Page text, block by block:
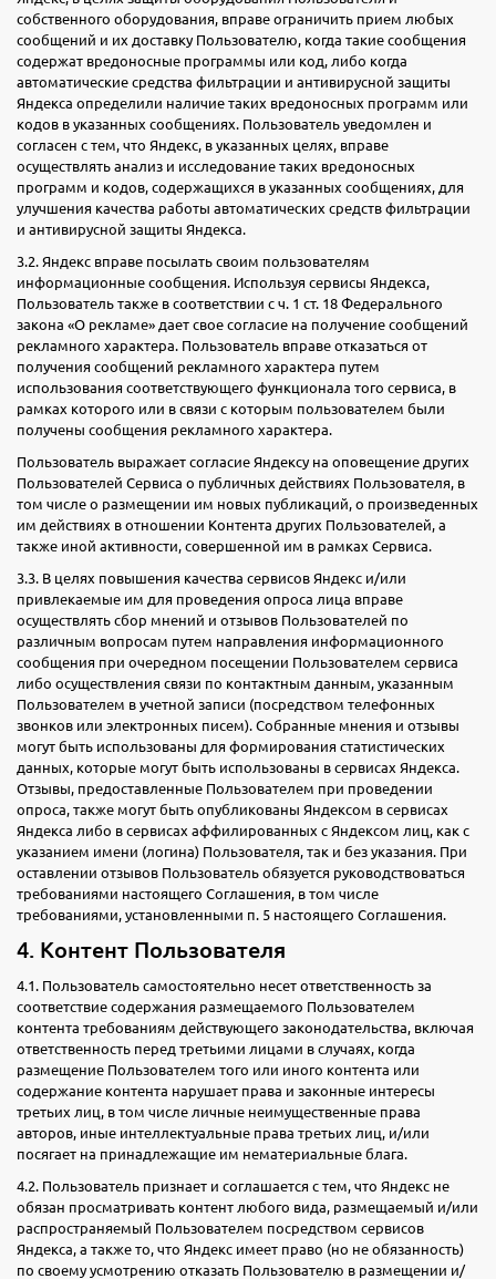
собственного оборудования, вправе ограничить прием любых
сообщений и их доставку Пользователю, когда такие сообщения
содержат вредоносные программы или код, либо когда
автоматические средства фильтрации и антивирусной защиты
Яндекса определили наличие таких вредоносных программ или
кодов в указанных сообщениях. Пользователь уведомлен и
согласен с тем, что Яндекс, в указанных целях, вправе
осуществлять анализ и исследование таких вредоносных
программ и кодов, содержащихся в указанных сообщениях, для
улучшения качества работы автоматических средств фильтрации
и антивирусной защиты Яндекса.
3.2. Яндекс вправе посылать своим пользователям
информационные сообщения. Используя сервисы Яндекса,
Пользователь также в соответствии с ч. 1 ст. 18 Федерального
закона «О рекламе» дает свое согласие на получение сообщений
рекламного характера. Пользователь вправе отказаться от
получения сообщений рекламного характера путем
использования соответствующего функционала того сервиса, в
рамках которого или в связи с которым пользователем были
получены сообщения рекламного характера.
Пользователь выражает согласие Яндексу на оповещение других
Пользователей Сервиса о публичных действиях Пользователя, в
том числе о размещении им новых публикаций, о произведенных
им действиях в отношении Контента других Пользователей, а
также иной активности, совершенной им в рамках Сервиса.
3.3. В целях повышения качества сервисов Яндекс и/или
привлекаемые им для проведения опроса лица вправе
осуществлять сбор мнений и отзывов Пользователей по
различным вопросам путем направления информационного
сообщения при очередном посещении Пользователем сервиса
либо осуществления связи по контактным данным, указанным
Пользователем в учетной записи (посредством телефонных
звонков или электронных писем). Собранные мнения и отзывы
могут быть использованы для формирования статистических
данных, которые могут быть использованы в сервисах Яндекса.
Отзывы, предоставленные Пользователем при проведении
опроса, также могут быть опубликованы Яндексом в сервисах
Яндекса либо в сервисах аффилированных с Яндексом лиц, как с
указанием имени (логина) Пользователя, так и без указания. При
оставлении отзывов Пользователь обязуется руководствоваться
требованиями настоящего Соглашения, в том числе
требованиями, установленными п. 5 настоящего Соглашения.
4. Контент Пользователя
4.1. Пользователь самостоятельно несет ответственность за
соответствие содержания размещаемого Пользователем
контента требованиям действующего законодательства, включая
ответственность перед третьими лицами в случаях, когда
размещение Пользователем того или иного контента или
содержание контента нарушает права и законные интересы
третьих лиц, в том числе личные неимущественные права
авторов, иные интеллектуальные права третьих лиц, и/или
посягает на принадлежащие им нематериальные блага.
4.2. Пользователь признает и соглашается с тем, что Яндекс не
обязан просматривать контент любого вида, размещаемый и/или
распространяемый Пользователем посредством сервисов
Яндекса, а также то, что Яндекс имеет право (но не обязанность)
по своему усмотрению отказать Пользователю в размещении и/